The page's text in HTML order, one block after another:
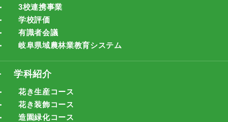
3校連携事業
学校評価
有識者会議
岐阜県域農林業教育システム
学科紹介
花き生産コース
花き装飾コース
造園緑化コース